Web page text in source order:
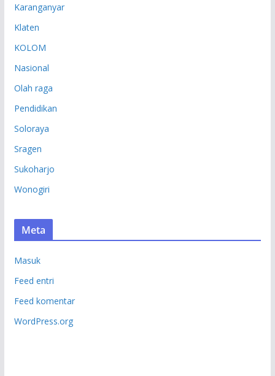
Karanganyar
Klaten
KOLOM
Nasional
Olah raga
Pendidikan
Soloraya
Sragen
Sukoharjo
Wonogiri
Meta
Masuk
Feed entri
Feed komentar
WordPress.org